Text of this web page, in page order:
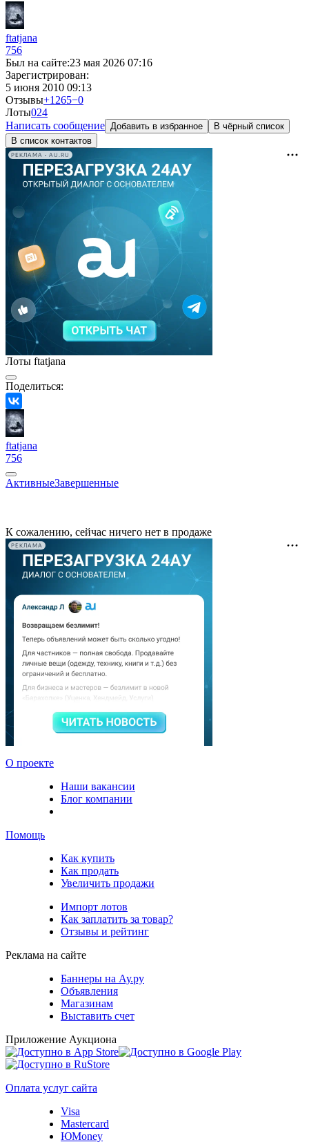
ftatjana
756
Был на сайте:23 мая 2026 07:16
Зарегистрирован:
5 июня 2010 09:13
Отзывы+1265−0
Лоты024
Написать сообщение Добавить в избранное
В чёрный список
В список контактов
РЕКЛАМА • AU.RU
Лоты ftatjana
Поделиться:
ftatjana
756
АктивныеЗавершенные
К сожалению, сейчас ничего нет в продаже
РЕКЛАМА
О проекте
Наши вакансии
Блог компании
Помощь
Как купить
Как продать
Увеличить продажи
Импорт лотов
Как заплатить за товар?
Отзывы и рейтинг
Реклама на сайте
Баннеры на Ау.ру
Объявления
Магазинам
Выставить счет
Приложение Аукциона
Оплата услуг сайта
Visa
Mastercard
ЮMoney